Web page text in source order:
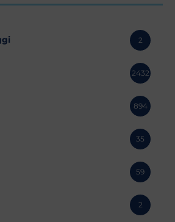
2
2432
894
35
59
2